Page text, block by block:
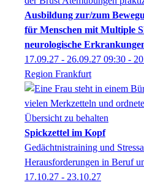
Ausbildung zur/zum
für Menschen mit Multiple
neurologische
17.09.27 - 26.09.27 09:30 -
Region Frankfurt
Spickzettel im Kopf
Gedächtnistraining und
Herausforderungen in Beruf
17.10.27 - 23.10.27